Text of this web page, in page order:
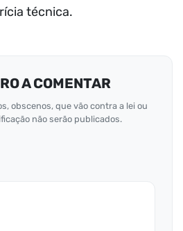
técnica.
A COMENTAR
obscenos, que vão contra a lei ou
não serão publicados.